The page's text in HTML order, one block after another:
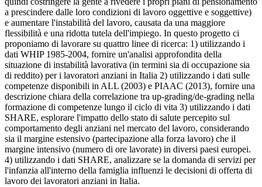
a prescindere dalle loro condizioni di lavoro oggettive e soggettive)
e aumentare l'instabilità del lavoro, causata da una maggiore
flessibilità e una ridotta tutela dell'impiego. In questo progetto ci
proponiamo di lavorare su quattro linee di ricerca: 1) utilizzando i
dati WHIP 1985-2004, fornire un'analisi approfondita della
situazione di instabilità lavorativa (in termini sia di occupazione sia
di reddito) per i lavoratori anziani in Italia 2) utilizzando i dati sulle
competenze disponibili in ALL (2003) e PIAAC (2013), fornire una
descrizione chiara della correlazione tra up-grading/de-grading nella
formazione di competenze lungo il ciclo di vita 3) utilizzando i dati
SHARE, esplorare l'impatto dello stato di salute percepito sul
comportamento degli anziani nel mercato del lavoro, considerando
sia il margine estensivo (partecipazione alla forza lavoro) che il
margine intensivo (numero di ore lavorate) in diversi paesi europei.
4) utilizzando i dati SHARE, analizzare se la domanda di servizi per
l'infanzia all'interno della famiglia influenzi le decisioni di offerta di
lavoro dei lavoratori anziani in Italia.